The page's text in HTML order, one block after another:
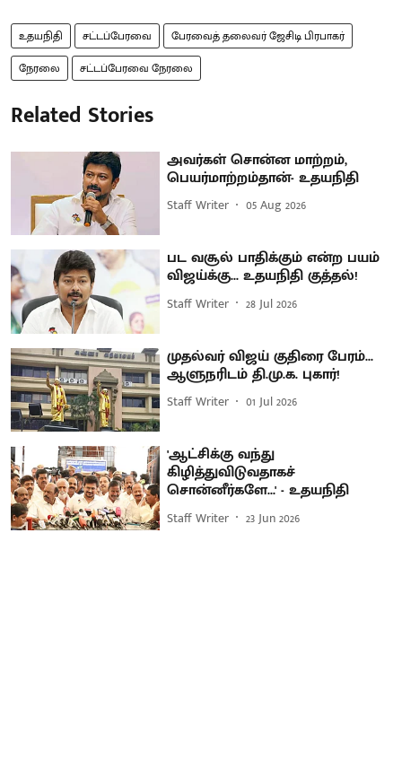
உதயநிதி சட்டப்பேரவை
பேரவைத் தலைவர் ஜேசிடி பிரபாகர்
நேரலை
சட்டப்பேரவை நேரலை
Related Stories
அவர்கள் சொன்ன மாற்றம்,
பெயர்மாற்றம்தான்- உதயநிதி
Staff Writer 05 Aug 2026
பட வசூல் பாதிக்கும் என்ற பயம்
விஜய்க்கு... உதயநிதி குத்தல்!
Staff Writer 28 Jul 2026
முதல்வர் விஜய் குதிரை பேரம்...
ஆளுநரிடம் தி.மு.க. புகார்!
Staff Writer 01 Jul 2026
'ஆட்சிக்கு வந்து
கிழித்துவிடுவதாகச்
சொன்னீர்களே...' - உதயநிதி
Staff Writer 23 Jun 2026